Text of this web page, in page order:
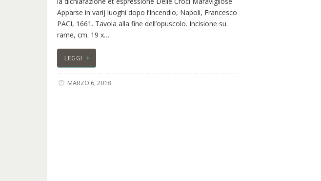
Apparse in varij luoghi dopo l’Incendio, Napoli, Francesco
PACI, 1661. Tavola alla fine dell’opuscolo. Incisione su
rame, cm. 19 x…
LEGGI
MARZO 6, 2018